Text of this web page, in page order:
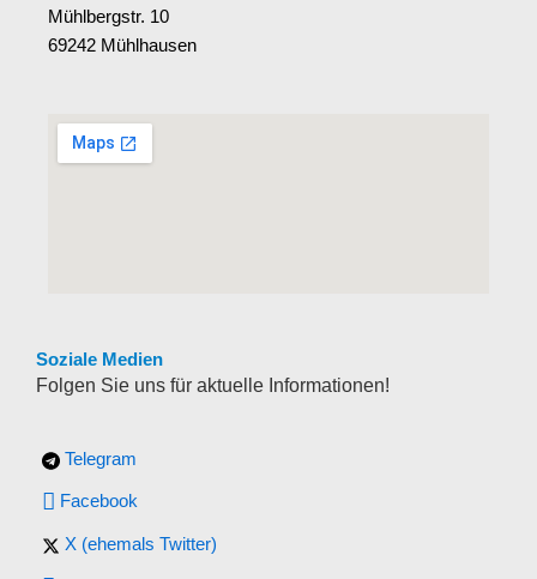
Mühlbergstr. 10
69242 Mühlhausen
Soziale Medien
Folgen Sie uns für aktuelle Informationen!
Telegram
Facebook
X (ehemals Twitter)